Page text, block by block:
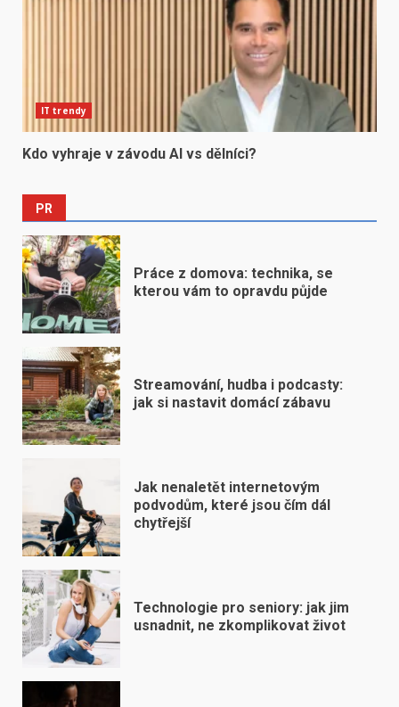
IT trendy
Kdo vyhraje v závodu AI vs dělníci?
PR
Práce z domova: technika, se
kterou vám to opravdu půjde
Streamování, hudba i podcasty:
jak si nastavit domácí zábavu
Jak nenaletět internetovým
podvodům, které jsou čím dál
chytřejší
Technologie pro seniory: jak jim
usnadnit, ne zkomplikovat život